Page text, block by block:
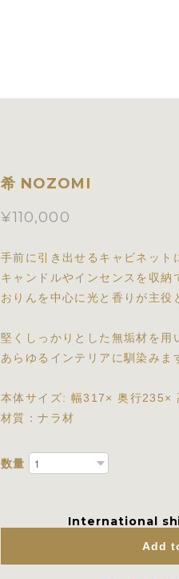
希 NOZOMI
¥110,000
手前に引き出せるキャビネット
キャンドルやインセンスを収納
おりんを中心に光と香りが主役
堅くしっかりとした無垢材を用
あらゆるインテリアに馴染みま
本体サイズ: 幅317× 奥行235×
材質：ナラ材
数量
International
Add